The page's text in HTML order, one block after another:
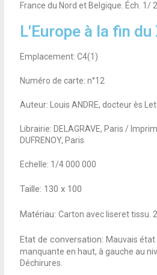
France du Nord et Belgique. Éch. 1/
L'Europe à la fin du
Emplacement: C4(1)
Numéro de carte: n°12
Auteur: Louis ANDRE, docteur ès
Librairie: DELAGRAVE, Paris /
DUFRENOY, Paris
Echelle: 1/4 000 000
Taille: 130 x 100
Matériau: Carton avec liseret tissu.
Etat de conversation: Mauvais état
manquante en haut, à gauche au
Déchirures.